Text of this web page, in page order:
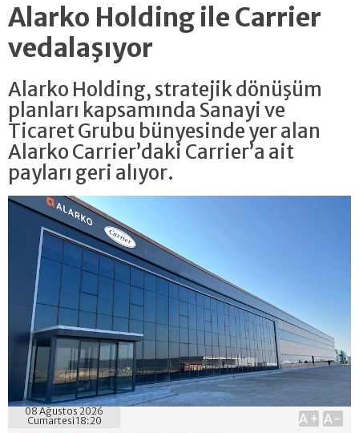
Alarko Holding ile Carrier
vedalaşıyor
Alarko Holding, stratejik dönüşüm
planları kapsamında Sanayi ve
Ticaret Grubu bünyesinde yer alan
Alarko Carrier’daki Carrier’a ait
payları geri alıyor.
08 Ağustos 2026
Cumartesi 18:20
A+ A-